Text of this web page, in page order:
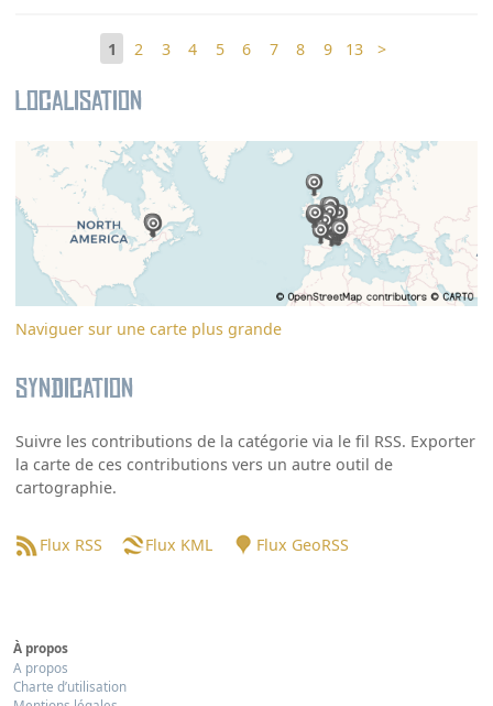
1 2 3 4 5 6 7 8 9 13 >
Localisation
Naviguer sur une carte plus grande
Syndication
Suivre les contributions de la catégorie via le fil RSS. Exporter
la carte de ces contributions vers un autre outil de
cartographie.
Flux RSS Flux KML Flux GeoRSS
À propos
A propos
Charte d’utilisation